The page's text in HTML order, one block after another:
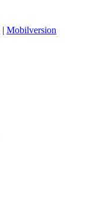
| Mobilversion